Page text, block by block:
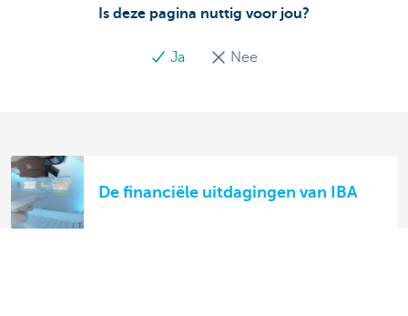
Is deze pagina nuttig voor jou?
Ja Nee
De financiële uitdagingen van IBA